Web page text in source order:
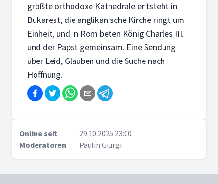
größte orthodoxe Kathedrale entsteht in
Bukarest, die anglikanische Kirche ringt um
Einheit, und in Rom beten König Charles III.
und der Papst gemeinsam. Eine Sendung
über Leid, Glauben und die Suche nach
Hoffnung.
Online seit
29.10.2025 23:00
Moderatoren
Paulin Giurgi